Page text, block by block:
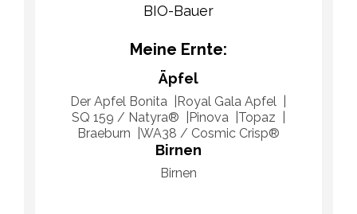
BIO-Bauer
Meine Ernte:
Äpfel
Der Apfel Bonita
Royal Gala Apfel
SQ 159 / Natyra®
Pinova
Topaz
Braeburn
WA38 / Cosmic Crisp®
Birnen
Birnen